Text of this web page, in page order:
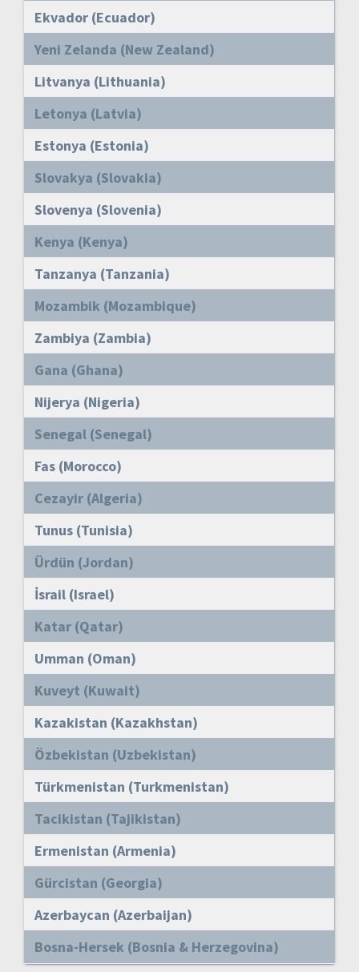
Ekvador (Ecuador)
Yeni Zelanda (New Zealand)
Litvanya (Lithuania)
Letonya (Latvia)
Estonya (Estonia)
Slovakya (Slovakia)
Slovenya (Slovenia)
Kenya (Kenya)
Tanzanya (Tanzania)
Mozambik (Mozambique)
Zambiya (Zambia)
Gana (Ghana)
Nijerya (Nigeria)
Senegal (Senegal)
Fas (Morocco)
Cezayir (Algeria)
Tunus (Tunisia)
Ürdün (Jordan)
İsrail (Israel)
Katar (Qatar)
Umman (Oman)
Kuveyt (Kuwait)
Kazakistan (Kazakhstan)
Özbekistan (Uzbekistan)
Türkmenistan (Turkmenistan)
Tacikistan (Tajikistan)
Ermenistan (Armenia)
Gürcistan (Georgia)
Azerbaycan (Azerbaijan)
Bosna-Hersek (Bosnia & Herzegovina)